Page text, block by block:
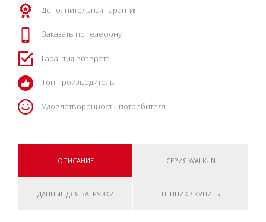
Дополнительная гарантия
Заказать по телефону
Гарантия возврата
Топ производитель
Удовлетворенность потребителя
ОПИСАНИЕ СЕРИЯ WALK-IN
ДАННЫЕ ДЛЯ ЗАГРУЗКИ ЦЕННИК / КУПИТЬ